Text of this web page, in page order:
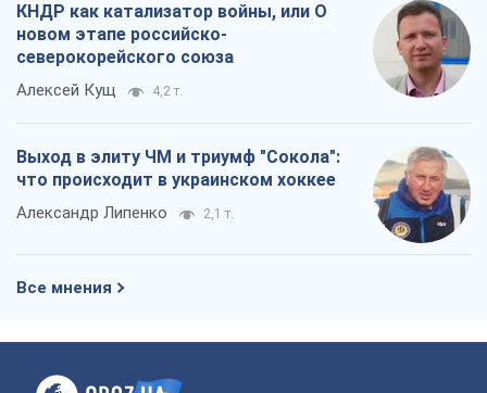
КНДР как катализатор войны, или О
новом этапе российско-
северокорейского союза
Алексей Кущ 4,2 т.
Выход в элиту ЧМ и триумф "Сокола":
что происходит в украинском хоккее
Александр Липенко 2,1 т.
Все мнения